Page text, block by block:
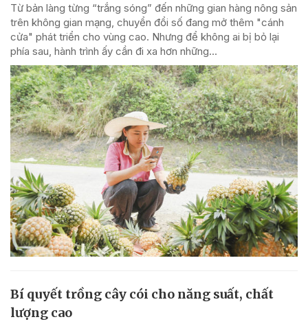
Từ bản làng từng “trắng sóng” đến những gian hàng nông sản
trên không gian mạng, chuyển đổi số đang mở thêm "cánh
cửa" phát triển cho vùng cao. Nhưng để không ai bị bỏ lại
phía sau, hành trình ấy cần đi xa hơn những...
Bí quyết trồng cây cói cho năng suất, chất
lượng cao